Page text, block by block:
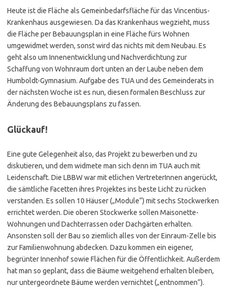
Heute ist die Fläche als Gemeinbedarfsfläche für das Vincentius-
Krankenhaus ausgewiesen. Da das Krankenhaus wegzieht, muss
die Fläche per Bebauungsplan in eine Fläche fürs Wohnen
umgewidmet werden, sonst wird das nichts mit dem Neubau. Es
geht also um Innenentwicklung und Nachverdichtung zur
Schaffung von Wohnraum dort unten an der Laube neben dem
Humboldt-Gymnasium. Aufgabe des TUA und des Gemeinderats in
der nächsten Woche ist es nun, diesen formalen Beschluss zur
Änderung des Bebauungsplans zu fassen.
Glückauf!
Eine gute Gelegenheit also, das Projekt zu bewerben und zu
diskutieren, und dem widmete man sich denn im TUA auch mit
Leidenschaft. Die LBBW war mit etlichen VertreterInnen angerückt,
die sämtliche Facetten ihres Projektes ins beste Licht zu rücken
verstanden. Es sollen 10 Häuser („Module“) mit sechs Stockwerken
errichtet werden. Die oberen Stockwerke sollen Maisonette-
Wohnungen und Dachterrassen oder Dachgärten erhalten.
Ansonsten soll der Bau so ziemlich alles von der Einraum-Zelle bis
zur Familienwohnung abdecken. Dazu kommen ein eigener,
begrünter Innenhof sowie Flächen für die Öffentlichkeit. Außerdem
hat man so geplant, dass die Bäume weitgehend erhalten bleiben,
nur untergeordnete Bäume werden vernichtet („entnommen“).